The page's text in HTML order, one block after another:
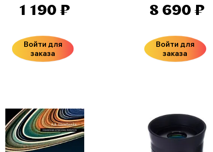
1 190 ₽
Войти для
заказа
8 690 ₽
Войти для
заказа